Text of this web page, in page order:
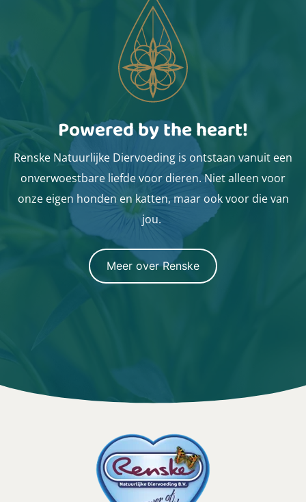
Powered by the heart!
Renske Natuurlijke Diervoeding is ontstaan vanuit een
onverwoestbare liefde voor dieren. Niet alleen voor
onze eigen honden en katten, maar ook voor die van
jou.
Meer over Renske